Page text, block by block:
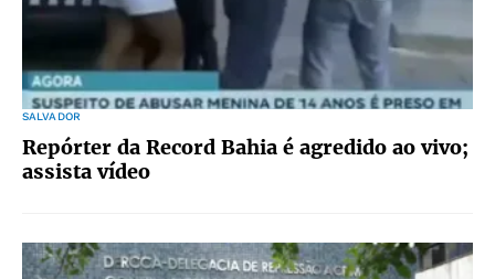
SALVADOR
Repórter da Record Bahia é agredido ao vivo;
assista vídeo